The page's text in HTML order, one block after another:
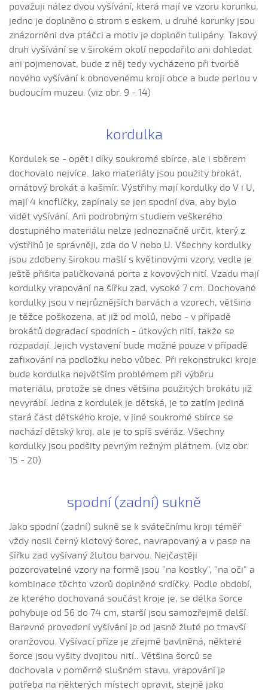
Krajčír...
Křepelenka křepelala (Kristýna Daňhelová, 2004)
Krepelila malá krepelenka...
Krepelila malá krepelenka (Barbora Trubačová, 2004)
Krepelila malá krepelenka (Šarlota Zálešáková, 2010)
Kukačka kuká (Natálie Vaculová, 2008)
Kup ně ty, šohajku (Adéla Janíková, 2009)
Laštověnka lítá (Barbora Popelková, 2006)
Laštověnka lítá, povídá (Aneta Poláchová, 2006)
Lístečku...
Lístečku z javora...
Lubina, Lubina
Mal som sedzom peňazí...
Mala som já rukávce (Iva Bedřichová, 2004)
Malučká sem byla (Nikola Bučková, 2006)
Maměnko, tatíčku (Hana Pavlišová, 2006)
Mamko, mamko, mamičko moja...
Měla sem galánú...
Měla sem já muža (Lucie Nucová, 2004)
Měla sem já šohajíčka...
Mně tatíček kázál
Na bánovskej věži, zlatá baňa leži
Na fojtova roli (Barbora Trubačová, 2008)
Na poli mandel (Daniel Bruštík, 2010)
Na tom mosce (Barbora Směřičková, 2009)
Na tom našem dvorku...
Na tom našem dvorku (Kateřina Šilhavíková, 2010)
Na tom našem nátoníčku
Na tú svatú Katerinu...
Na tých panských lukách...
Na zelenéj lúce...
Nad maštalenkú (Iveta Janíková, 2006)
Nad maštalenkú (Palánková Eva, 2008)
Nad maštalenkú (Petra Hrubošová, 2004)
Naprostred Dunaja...
považuji nález dvou vyšívání, která mají ve vzoru korunku,
jedno je doplněno o strom s eskem, u druhé korunky jsou
znázorněni dva ptáčci a motiv je doplněn tulipány. Takový
druh vyšívání se v širokém okolí nepodařilo ani dohledat
ani pojmenovat, bude z něj tedy vycházeno při tvorbě
nového vyšívání k obnovenému kroji obce a bude perlou v
budoucím muzeu. (viz obr. 9 - 14)
kordulka
Kordulek se - opět i díky soukromé sbírce, ale i sběrem
dochovalo nejvíce. Jako materiály jsou použity brokát,
ornátový brokát a kašmír. Výstřihy mají kordulky do V i U,
mají 4 knoflíčky, zapínaly se jen spodní dva, aby bylo
vidět vyšívání. Ani podrobným studiem veškerého
dostupného materiálu nelze jednoznačně určit, který z
výstřihů je správněji, zda do V nebo U. Všechny kordulky
jsou zdobeny širokou mašlí s květinovými vzory, vedle je
ještě přišita paličkovaná porta z kovových nití. Vzadu mají
kordulky vrapování na šířku zad, vysoké 7 cm. Dochované
kordulky jsou v nejrůznějších barvách a vzorech, většina
je těžce poškozena, ať již od molů, nebo - v případě
brokátů degradací spodních - útkových nití, takže se
rozpadají. Jejich vystavení bude možné pouze v případě
zafixování na podložku nebo vůbec. Při rekonstrukci kroje
bude kordulka největším problémem při výběru
materiálu, protože se dnes většina použitých brokátu již
nevyrábí. Jedna z kordulek je dětská, je to zatím jediná
stará část dětského kroje, v jiné soukromé sbírce se
nachází dětský kroj, ale je to spíš svéráz. Všechny
kordulky jsou podšity pevným režným plátnem. (viz obr.
15 - 20)
spodní (zadní) sukně
Jako spodní (zadní) sukně se k svátečnímu kroji téměř
vždy nosil černý klotový šorec, navrapovaný a v pase na
šířku zad vyšívaný žlutou barvou. Nejčastěji
pozorovatelné vzory na formě jsou "na kostky", "na oči" a
kombinace těchto vzorů doplněné srdíčky. Podle období,
ze kterého dochovaná součást kroje je, se délka šorce
pohybuje od 56 do 74 cm, starší jsou samozřejmě delší.
Barevné provedení vyšívání je od jasně žluté po tmavší
oranžovou. Vyšívací příze je zřejmě bavlněná, některé
šorce jsou vyšity dvojitou nití.. Většina šorců se
dochovala v poměrně slušném stavu, vrapování je
potřeba na některých místech opravit, stejně jako